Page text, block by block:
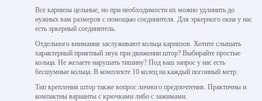
Все карнизы цельные, но при необходимости их можно удлинить до
нужных вам размеров с помощью соединителя. Для эркерного окна у нас
есть эркерный соединитель.
Отдельного внимания заслуживают кольца карнизов. Хотите слышать
характерный приятный звук при движении штор? Выбирайте простые
кольца. Не желаете нарушать тишину? Под ваш запрос у нас есть
бесшумные кольца. В комплекте 10 колец на каждый погонный метр.
Тип крепления штор также вопрос личного предпочтения. Практичны и
компактны варианты с крючками либо с зажимами.